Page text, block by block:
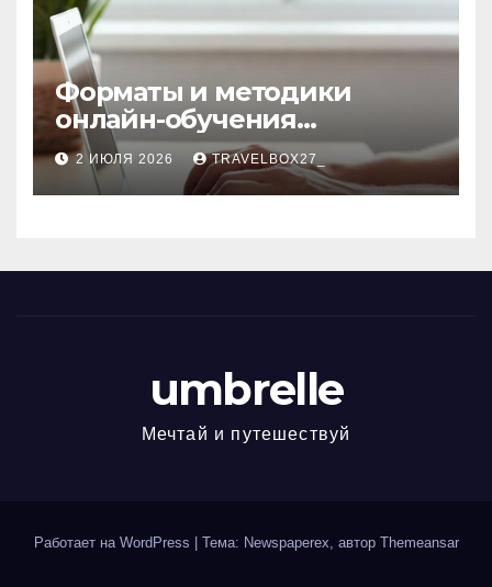
Форматы и методики
онлайн-обучения
современным профессиям
2 ИЮЛЯ 2026 TRAVELBOX27_
umbrelle
Мечтай и путешествуй
Работает на WordPress | Тема: Newspaperex, автор Themeansar